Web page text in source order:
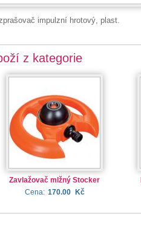
impulzní hrotový, plast.
z kategorie
Zavlažovač mlžný Stocker
Cena: 170.00 Kč